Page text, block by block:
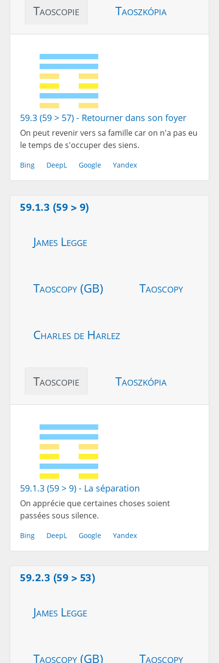
Taoscopie Taoszkópia
59.3 (59 > 57) - Retourner dans son foyer
On peut revenir vers sa famille car on n'a pas eu
le temps de s'occuper des siens.
Bing DeepL Google Yandex
59.1.3 (59 > 9)
James Legge
Taoscopy (GB) Taoscopy
Charles de Harlez
Taoscopie Taoszkópia
59.1.3 (59 > 9) - La séparation
On apprécie que certaines choses soient
passées sous silence.
Bing DeepL Google Yandex
59.2.3 (59 > 53)
James Legge
Taoscopy (GB) Taoscopy